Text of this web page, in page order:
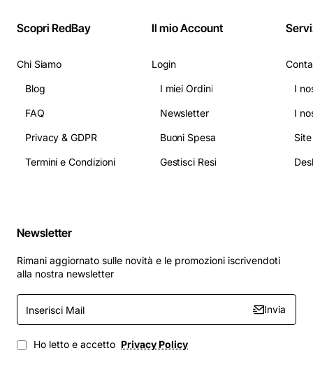
Scopri RedBay
Chi Siamo
Blog
FAQ
Privacy & GDPR
Termini e Condizioni
Il mio Account
Login
I miei Ordini
Newsletter
Buoni Spesa
Gestisci Resi
I
I
Newsletter
Rimani aggiornato sulle novità e le promozioni iscrivendoti
alla nostra newsletter
Inserisci
Mail
Invia
Ho letto e accetto Privacy Policy